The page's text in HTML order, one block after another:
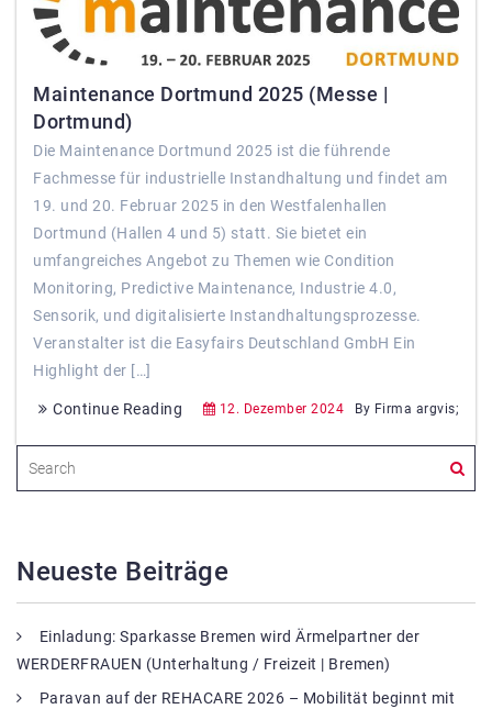
Maintenance Dortmund 2025 (Messe |
Dortmund)
Die Maintenance Dortmund 2025 ist die führende
Fachmesse für industrielle Instandhaltung und findet am
19. und 20. Februar 2025 in den Westfalenhallen
Dortmund (Hallen 4 und 5) statt. Sie bietet ein
umfangreiches Angebot zu Themen wie Condition
Monitoring, Predictive Maintenance, Industrie 4.0,
Sensorik, und digitalisierte Instandhaltungsprozesse.
Veranstalter ist die Easyfairs Deutschland GmbH​ Ein
Highlight der […]
Continue Reading 12. Dezember 2024 By Firma argvis;
Neueste Beiträge
Einladung: Sparkasse Bremen wird Ärmelpartner der
WERDERFRAUEN (Unterhaltung / Freizeit | Bremen)
Paravan auf der REHACARE 2026 – Mobilität beginnt mit